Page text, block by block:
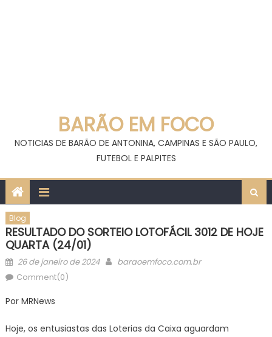
BARÃO EM FOCO
NOTICIAS DE BARÃO DE ANTONINA, CAMPINAS E SÃO PAULO,
FUTEBOL E PALPITES
Blog
RESULTADO DO SORTEIO LOTOFÁCIL 3012 DE HOJE
QUARTA (24/01)
Posted
on
26 de janeiro de 2024 Author
baraoemfoco.com.br
Comment(0)
Por MRNews
Hoje, os entusiastas das Loterias da Caixa aguardam